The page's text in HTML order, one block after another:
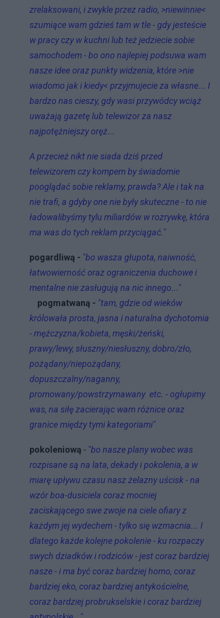
zrelaksowani, i zwykle przez radio, >niewinnie<
szumiące wam gdzieś tam w tle - gdy jesteście
w pracy czy w kuchni lub też jedziecie sobie
samochodem - bo ono najlepiej podsuwa wam
nasze idee oraz punkty widzenia, które >nie
wiadomo jak i kiedy< przyjmujecie za własne... I
bardzo nas cieszy, gdy wasi przywódcy wciąż
uważają gazetę lub telewizor za nasz
najpotężniejszy oręż...
A przecież nikt nie siada dziś przed
telewizorem czy kompem by świadomie
pooglądać sobie reklamy, prawda? Ale i tak na
nie trafi, a gdyby one nie były skuteczne - to nie
ładowalibyśmy tylu miliardów w rozrywkę, która
ma was do tych reklam przyciągać."
pogardliwą - "bo wasza głupota, naiwność,
łatwowierność oraz ograniczenia duchowe i
mentalne nie zasługują na nic innego..."
pogmatwaną - "tam, gdzie od wieków
królowała prosta, jasna i naturalna dychotomia
- mężczyzna/kobieta, męski/żeński,
prawy/lewy, słuszny/niesłuszny, dobro/zło,
pożądany/niepożądany,
dopuszczalny/naganny,
promowany/powstrzymawany etc. - ogłupimy
was, na siłę zacierając wam różnice oraz
granice między tymi kategoriami"
pokoleniową - "bo nasze plany wobec was
rozpisane są na lata, dekady i pokolenia, a w
miarę upływu czasu nasz żelazny uścisk - na
wzór boa-dusiciela coraz mocniej
zaciskającego swe zwoje na ciele ofiary z
każdym jej wydechem - tylko się wzmacnia... I
dlatego każde kolejne pokolenie - ku rozpaczy
swych dziadków i rodziców - jest coraz bardziej
nasze - i ma być coraz bardziej homo, coraz
bardziej eko, coraz bardziej antykościelne,
coraz bardziej probrukselskie i coraz bardziej